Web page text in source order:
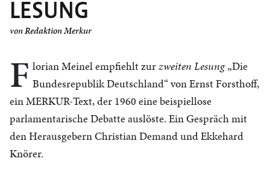
LESUNG
vonRedaktion Merkur
F lorian Meinel empfiehlt zurzweiten Lesung„Die
Bundesrepublik Deutschland“ von Ernst Forsthoff,
ein MERKUR-Text, der 1960 eine beispiellose
parlamentarische Debatte auslöste. Ein Gespräch mit
den Herausgebern Christian Demand und Ekkehard
Knörer.